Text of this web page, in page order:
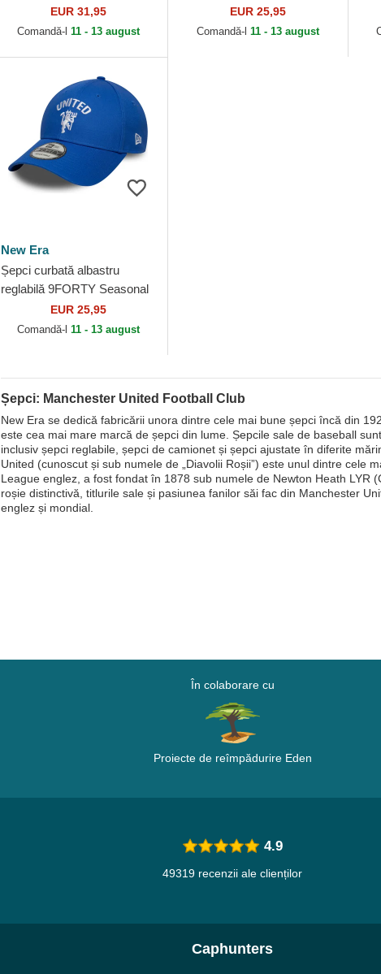
Manchester United Football
Club Premier League de
EUR 31,95
Comandă-l 11 - 13 august
Manchester United Football
Club Premier League...
EUR 25,95
Comandă-l 11 - 13 august
New Era
Șepci curbată albastru
reglabilă 9FORTY Seasonal
de Manchester United
Football Club Premier...
EUR 25,95
Comandă-l 11 - 13 august
Șepci: Manchester United Football Club
New Era se dedică fabricării unora dintre cele mai bune șepci încă din
este cea mai mare marcă de șepci din lume. Șepcile sale de baseball
inclusiv șepci reglabile, șepci de camionet și șepci ajustate în diferite
United (cunoscut și sub numele de „Diavolii Roșii”) este unul dintre cele
League englez, a fost fondat în 1878 sub numele de Newton Heath LYR
roșie distinctivă, titlurile sale și pasiunea fanilor săi fac din Manchester
englez și mondial.
În colaborare cu
Proiecte de reîmpădurire Eden
4.9
49319 recenzii ale clienților
Caphunters